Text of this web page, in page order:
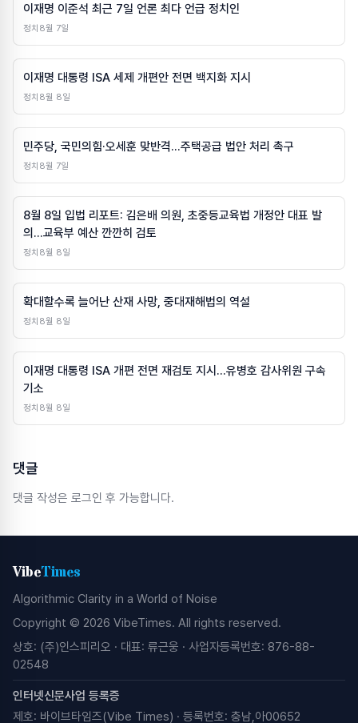
이재명 이준석 최근 7일 언론 최다 언급 정치인
정치 8월 7일
이재명 대통령 ISA 세제 개편안 전면 백지화 지시
정치 8월 8일
민주당, 국민의힘·오세훈 맞반격…주택공급 법안 처리 촉구
정치 8월 7일
8월 8일 입법 리포트: 김은배 의원, 초중등교육법 개정안 대표 발
의…교육부 예산 깐깐히 검토
정치 8월 8일
확대할수록 늘어난 산재 사망, 중대재해법의 역설
정치 8월 8일
이재명 대통령 ISA 개편 전면 재검토 지시…유병호 감사위원 구속
기소
정치 8월 8일
댓글
댓글 작성은 로그인 후 가능합니다.
VibeTimes
Algorithmic Clarity in a World of Noise
Copyright © 2026 VibeTimes. All rights reserved.
상호: (주)인스피리오 · 대표: 류근웅 · 사업자등록번호: 876-88-
02548
인터넷신문사업 등록증
제호: 바이브타임즈(Vibe Times) · 등록번호: 충남,아00652